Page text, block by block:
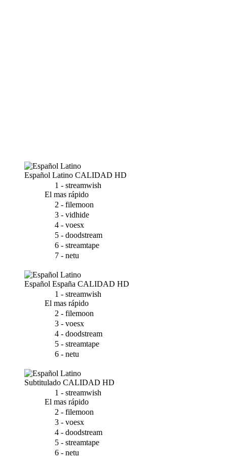
Español Latino CALIDAD HD
1 - streamwish
El mas rápido
2 - filemoon
3 - vidhide
4 - voesx
5 - doodstream
6 - streamtape
7 - netu
Español España CALIDAD HD
1 - streamwish
El mas rápido
2 - filemoon
3 - voesx
4 - doodstream
5 - streamtape
6 - netu
Subtitulado CALIDAD HD
1 - streamwish
El mas rápido
2 - filemoon
3 - voesx
4 - doodstream
5 - streamtape
6 - netu